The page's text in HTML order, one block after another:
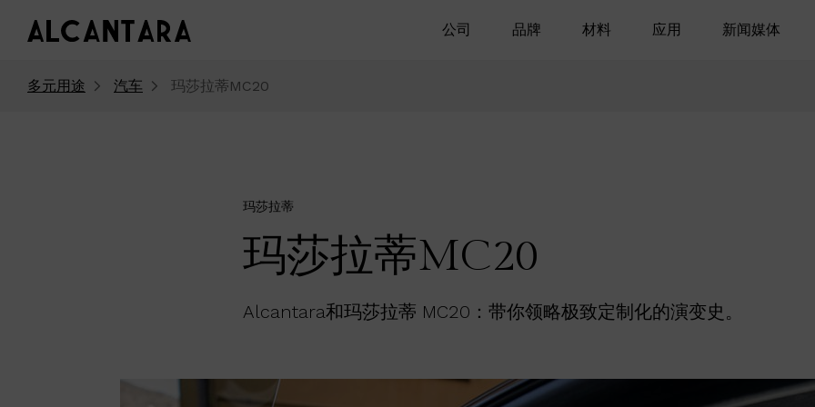
公司 品牌 材料 应用 新闻媒体
多元用途 汽车 玛莎拉蒂MC20
玛莎拉蒂
玛莎拉蒂MC20
Alcantara和玛莎拉蒂 MC20：带你领略极致定制化的演变史。